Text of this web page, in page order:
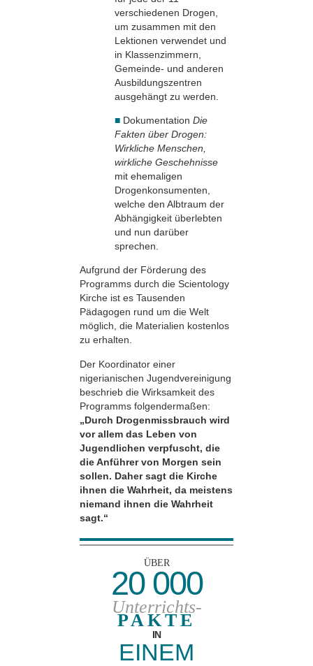
verschiedenen Drogen,
um zusammen mit den
Lektionen ver­wendet und
in Klassen­zimmern,
Gemeinde- und anderen
Ausbildungszentren
ausgehängt zu werden.
■ Dokumentation Die
Fakten über Drogen:
Wirkliche Menschen,
wirkliche Geschehnisse
mit ehemaligen
Drogenkonsumenten,
welche den Albtraum der
Abhängigkeit überlebten
und nun darüber
sprechen.
Aufgrund der Förderung des
Programms durch die Scientology
Kirche ist es Tausenden
Pädagogen rund um die Welt
möglich, die Materialien kostenlos
zu erhalten.
Der Koordinator einer
nigerianischen Jugendvereinigung
beschrieb die Wirksamkeit des
Programms folgendermaßen:
„Durch Drogenmissbrauch wird
vor allem das Leben von
Jugendlichen verpfuscht, die
die Anführer von Morgen sein
sollen. Daher sagt die Kirche
ihnen die Wahrheit, da meistens
niemand ihnen die Wahrheit
sagt.“
ÜBER
20 000
Unterrichts-
PAKTE
IN
EINEM